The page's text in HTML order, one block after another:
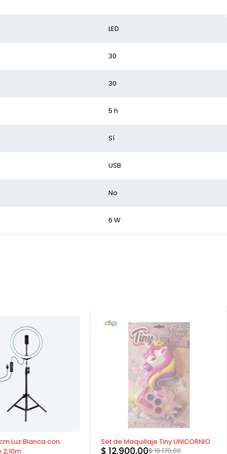
LED
30
30
5 h
Sí
USB
No
6 W
Luz Blanca con
AGOTADO
Set de Maquillaje Tiny UNICORNIO
$19.170,00
$ 12.900,00